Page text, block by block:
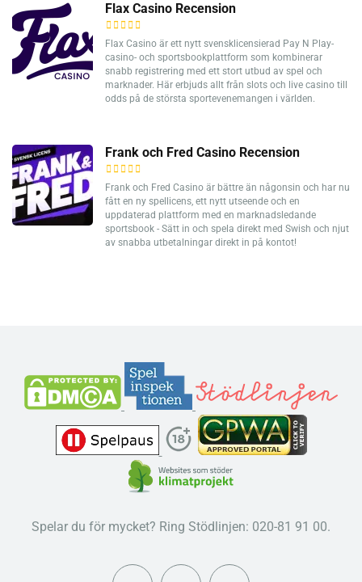
Flax Casino Recension
Flax Casino är ett nytt svensklicensierad Pay N Play-
casino- och sportsbookplattform som kombinerar
snabb registrering med ett stort utbud av spel och
marknader. Här erbjuds allt från slots och live casino till
odds på de största sportevenemangen i världen.
Frank och Fred Casino Recension
Frank och Fred Casino är bättre än någonsin och har nu
fått en ny spellicens, ett nytt utseende och en
uppdaterad plattform med en marknadsledande
sportsbook - Sätt in och spela direkt med Swish och njut
av snabba utbetalningar direkt in på kontot!
Spelar du för mycket? Ring Stödlinjen: 020-81 91 00.